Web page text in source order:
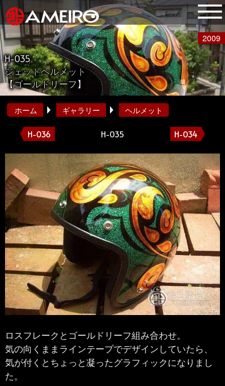
H-035
ジェットヘルメット
【ゴールドリーフ】
2009
ホーム ギャラリー ヘルメット
H-036 H-035 H-034
ロスフレークとゴールドリーフ組み合わせ。
気の向くままラインテープでデザインしていたら、
気が付くとちょっと凝ったグラフィックになりまし
た。